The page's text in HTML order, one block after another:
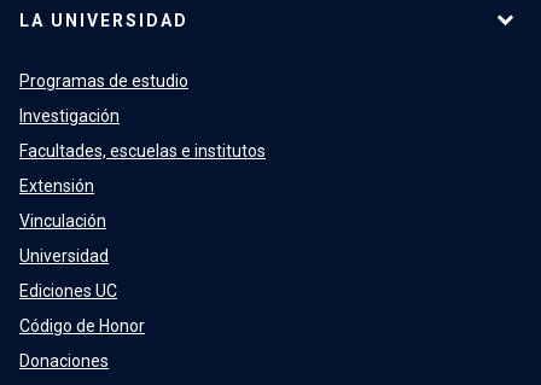
LA UNIVERSIDAD
Programas de estudio
Investigación
Facultades, escuelas e institutos
Extensión
Vinculación
Universidad
Ediciones UC
Código de Honor
Donaciones